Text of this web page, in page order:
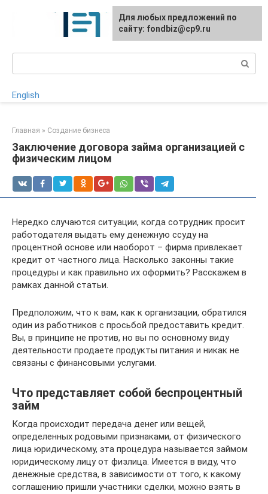
English
Главная » Создание бизнеса
Заключение договора займа организацией с
физическим лицом
Нередко случаются ситуации, когда сотрудник просит
работодателя выдать ему денежную ссуду на
процентной основе или наоборот – фирма привлекает
кредит от частного лица. Насколько законны такие
процедуры и как правильно их оформить? Расскажем в
рамках данной статьи.
Предположим, что к вам, как к организации, обратился
один из работников с просьбой предоставить кредит.
Вы, в принципе не против, но вы по основному виду
деятельности продаете продукты питания и никак не
связаны с финансовыми услугами.
Что представляет собой беспроцентный
займ
Когда происходит передача денег или вещей,
определенных родовыми признаками, от физического
лица юридическому, эта процедура называется займом
юридическому лицу от физлица. Имеется в виду, что
денежные средства, в зависимости от того, к какому
соглашению пришли участники сделки, можно взять в
Для любых предложений по
сайту: fondbiz@cp9.ru